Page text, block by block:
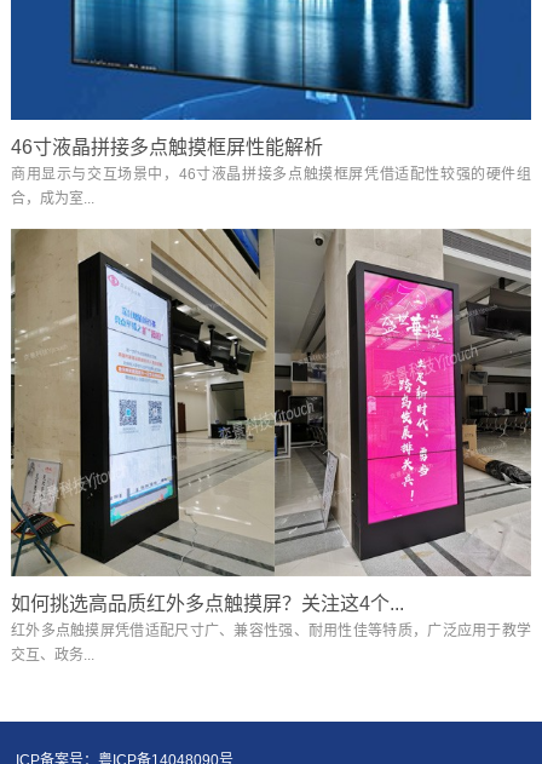
46寸液晶拼接多点触摸框屏性能解析
商用显示与交互场景中，46寸液晶拼接多点触摸框屏凭借适配性较强的硬件组
合，成为室...
如何挑选高品质红外多点触摸屏？关注这4个...
红外多点触摸屏凭借适配尺寸广、兼容性强、耐用性佳等特质，广泛应用于教学
交互、政务...
ICP备案号：粤ICP备14048090号